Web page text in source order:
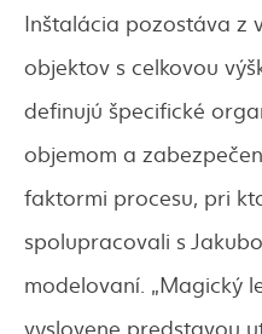
Inštalácia pozostáva z
objektov s celkovou
definujú špecifické
objemom a
faktormi procesu, pri
spolupracovali s
modelovaní. „Magický
vyslovene predstavou